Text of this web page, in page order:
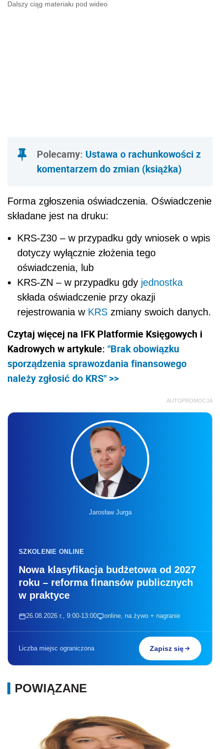
Dalszy ciąg materiału pod wideo
Polecamy: Ustawa o rachunkowości z
komentarzem do zmian (książka)
Forma zgłoszenia oświadczenia. Oświadczenie
składane jest na druku:
KRS-Z30 – w przypadku gdy wniosek o wpis
dotyczy wyłącznie złożenia tego
oświadczenia, lub
KRS-ZN – w przypadku gdy jednostka
składa oświadczenie przy okazji
rejestrowania w KRS zmiany swoich danych.
Czytaj więcej na IFK Platformie Księgowych i
Kadrowych w artykule: "Brak obowiązku
sporządzenia sprawozdania finansowego
należy zgłosić do KRS" >>
AUTOPROMOCJA
Jarosław Jurga
SZKOLENIE ONLINE
Nowa klasyfikacja budżetowa od 2027
roku – reforma finansów publicznych
w praktyce
26.08.2026 r., 9:00-13:00 online, na żywo + nagranie
Liczba miejsc ograniczona Zapisz się
POWIĄZANE